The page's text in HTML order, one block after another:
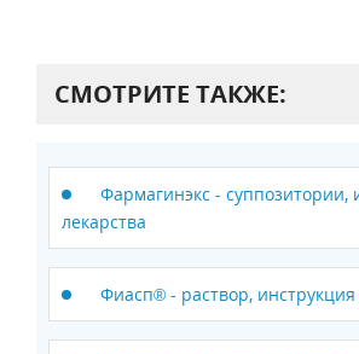
СМОТРИТЕ ТАКЖЕ:
Фармагинэкс - суппозитории,
лекарства
Фиасп® - раствор, инструкция